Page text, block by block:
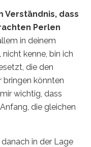
Verständnis, dass
Perlen
in deinem
kenne, bin ich
die den
bringen könnten
wichtig, dass
die gleichen
in der Lage